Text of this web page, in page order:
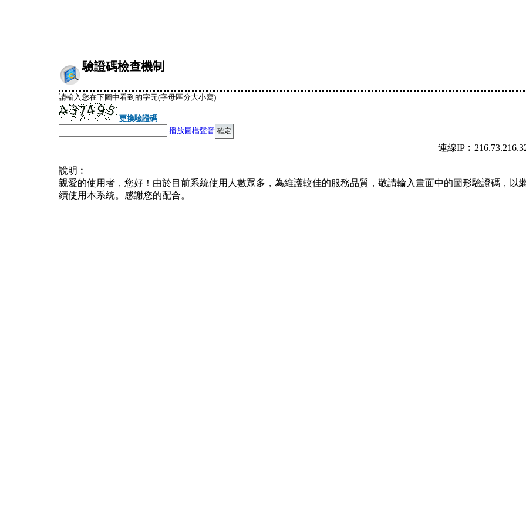
驗證碼檢查機制
請輸入您在下圖中看到的字元(字母區分大小寫)
更換驗證碼
播放圖檔聲音
連線
說明︰
親愛的使用者，您好！由於目前系統使用人數眾多，為維護較佳的服務品質，敬請輸入畫面中的圖形驗證碼，以
續使用本系統。感謝您的配合。